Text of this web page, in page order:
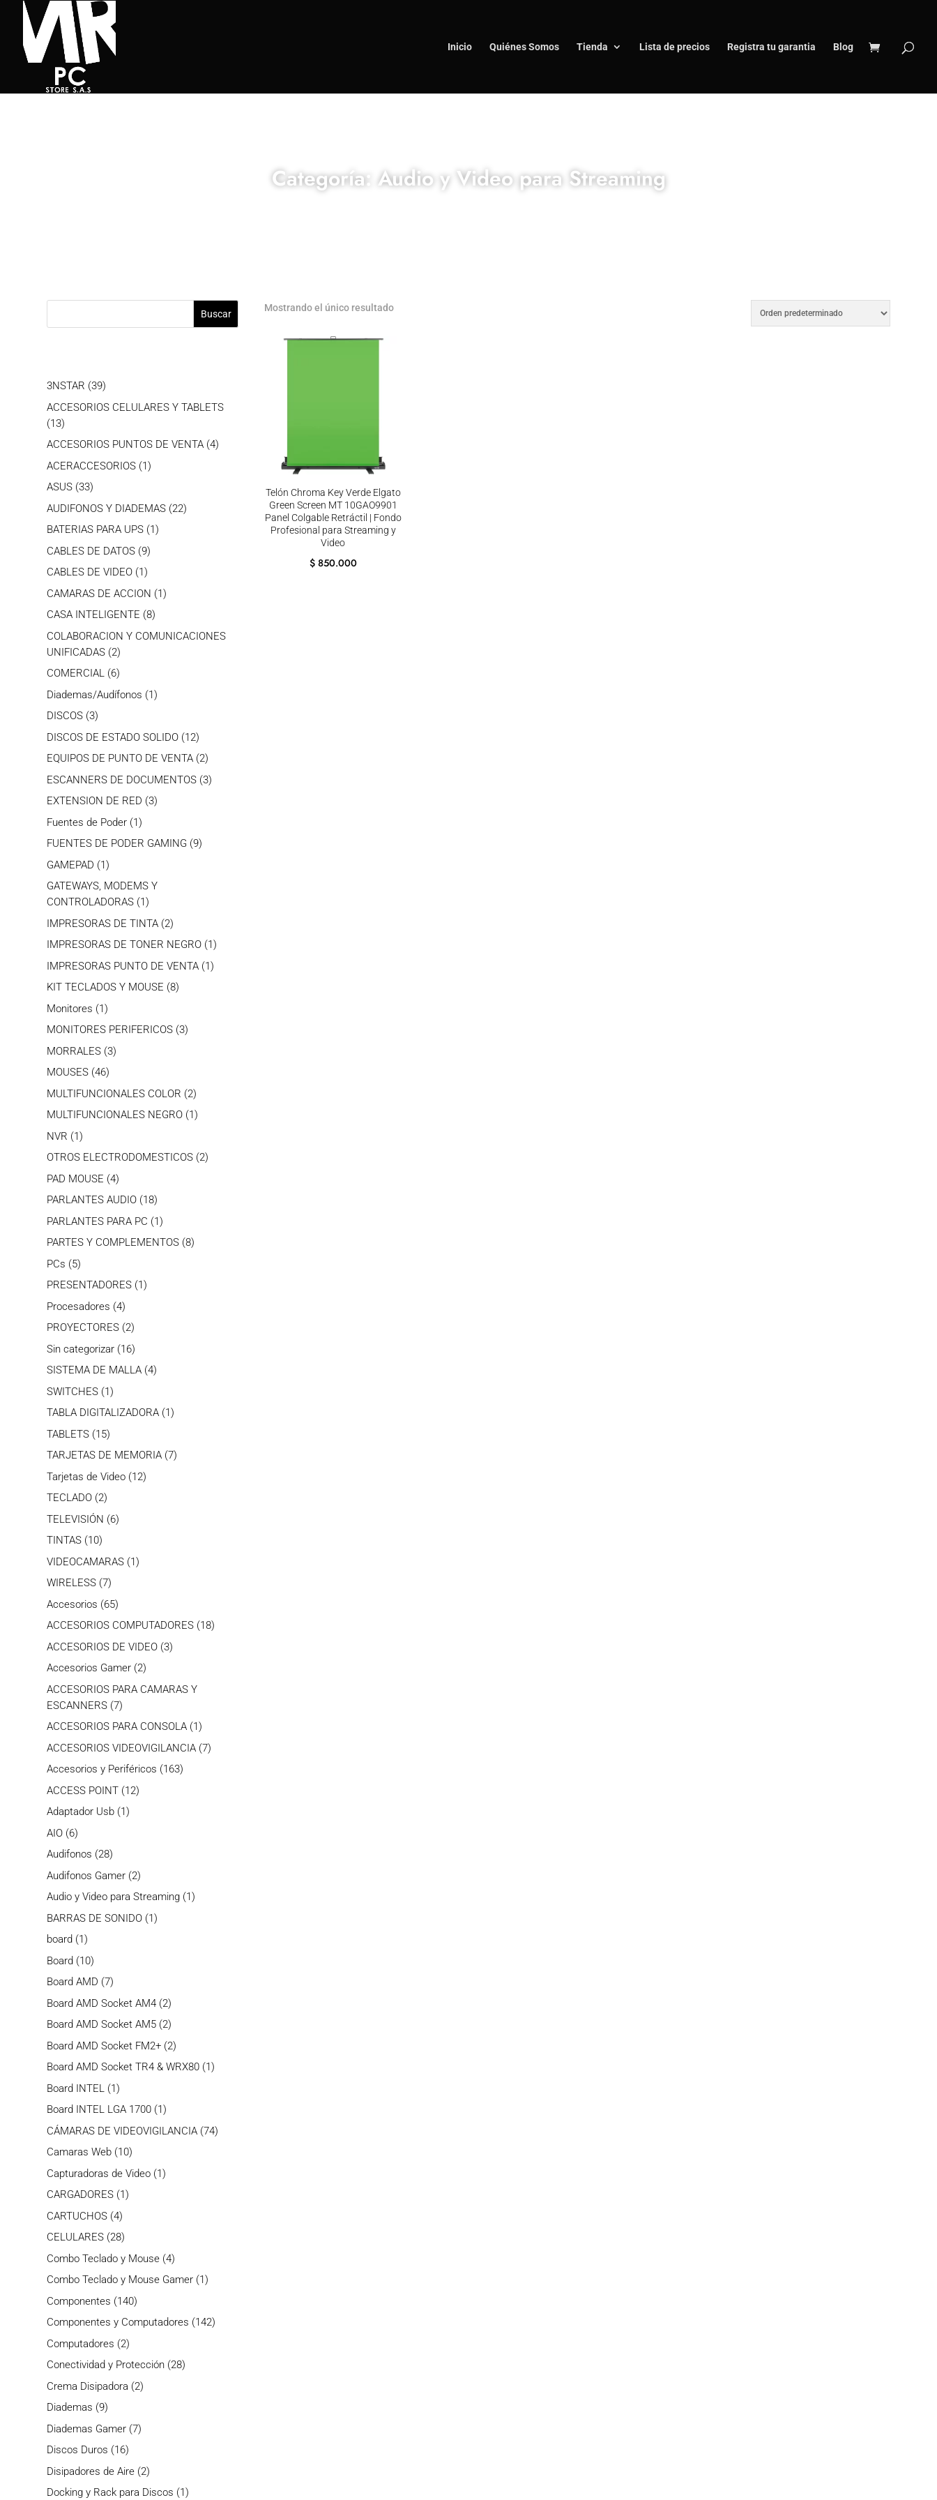
Inicio Quiénes Somos Tienda Lista de precios Registra tu garantia Blog
Categoría: Audio y Video para Streaming
Buscar
3NSTAR 3939
productos
ACCESORIOS CELULARES Y TABLETS
1313
productos
ACCESORIOS PUNTOS DE VENTA 44
ACERACCESORIOS 11
ASUS 3333
productos
AUDIFONOS Y DIADEMAS 2222
BATERIAS PARA UPS 11
CABLES DE DATOS 99
CABLES DE VIDEO 11
producto
CAMARAS DE ACCION 11
CASA INTELIGENTE 88
productos
COLABORACION Y COMUNICACIONES
UNIFICADAS 22
productos
COMERCIAL 66
productos
Diademas/Audífonos 11
DISCOS 33
productos
DISCOS DE ESTADO SOLIDO 1212
productos
EQUIPOS DE PUNTO DE VENTA 22
productos
ESCANNERS DE DOCUMENTOS 33
EXTENSION DE RED 33
Fuentes de Poder 11
producto
FUENTES DE PODER GAMING 99
GAMEPAD 11
producto
GATEWAYS, MODEMS Y
CONTROLADORAS 11
producto
IMPRESORAS DE TINTA 22
productos
IMPRESORAS DE TONER NEGRO 11
IMPRESORAS PUNTO DE VENTA 11
KIT TECLADOS Y MOUSE 88
Monitores 11
producto
MONITORES PERIFERICOS 33
MORRALES 33
MOUSES 4646
productos
MULTIFUNCIONALES COLOR 22
productos
MULTIFUNCIONALES NEGRO 11
NVR 11
producto
OTROS ELECTRODOMESTICOS 22
PAD MOUSE 44
productos
PARLANTES AUDIO 1818
productos
PARLANTES PARA PC 11
producto
PARTES Y COMPLEMENTOS 88
PCs 55
productos
PRESENTADORES 11
Procesadores 44
productos
PROYECTORES 22
productos
Sin categorizar 1616
productos
SISTEMA DE MALLA 44
SWITCHES 11
producto
TABLA DIGITALIZADORA 11
TABLETS 1515
productos
TARJETAS DE MEMORIA 77
Tarjetas de Video 1212
TECLADO 22
productos
TELEVISIÓN 66
TINTAS 1010
productos
VIDEOCAMARAS 11
WIRELESS 77
productos
Accesorios 6565
productos
ACCESORIOS COMPUTADORES 1818
ACCESORIOS DE VIDEO 33
Accesorios Gamer 22
productos
ACCESORIOS PARA CAMARAS Y
ESCANNERS 77
productos
ACCESORIOS PARA CONSOLA 11
producto
ACCESORIOS VIDEOVIGILANCIA 77
Accesorios y Periféricos 163163
ACCESS POINT 1212
Adaptador Usb 11
AIO 66
productos
Audifonos 2828
productos
Audifonos Gamer 22
productos
Audio y Video para Streaming 11
BARRAS DE SONIDO 11
board 11
producto
Board 1010
productos
Board AMD 77
productos
Board AMD Socket AM4 22
productos
Board AMD Socket AM5 22
productos
Board AMD Socket FM2+ 22
productos
Board AMD Socket TR4 & WRX80 11
Board INTEL 11
producto
Board INTEL LGA 1700 11
producto
CÁMARAS DE VIDEOVIGILANCIA 7474
Camaras Web 1010
productos
Capturadoras de Video 11
CARGADORES 11
CARTUCHOS 44
productos
CELULARES 2828
productos
Combo Teclado y Mouse 44
productos
Combo Teclado y Mouse Gamer 11
Componentes 140140
productos
Componentes y Computadores 142142
Computadores 22
productos
Conectividad y Protección 2828
Crema Disipadora 22
Diademas 99
productos
Diademas Gamer 77
Discos Duros 1616
productos
Disipadores de Aire 22
productos
Docking y Rack para Discos 11
Mostrando el único resultado
Telón Chroma Key Verde Elgato
Green Screen MT 10GAO9901
Panel Colgable Retráctil | Fondo
Profesional para Streaming y
Video
$850.000